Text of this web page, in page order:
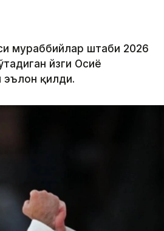
мураббийлар штаби 2026
йзги Осиё
эълон қилди.